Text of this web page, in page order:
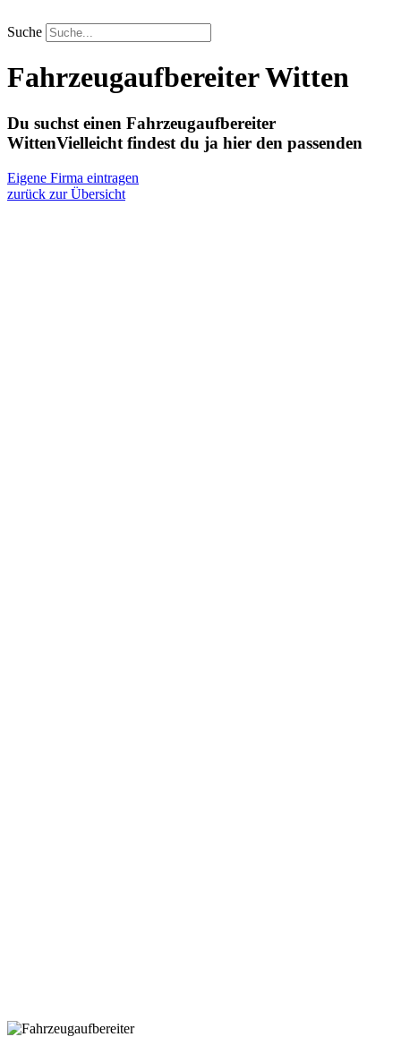
Inhalt
springen
Suche
Fahrzeugaufbereiter Witten
Du suchst einen Fahrzeugaufbereiter
WittenVielleicht findest du ja hier den passenden
Eigene Firma eintragen
zurück zur Übersicht